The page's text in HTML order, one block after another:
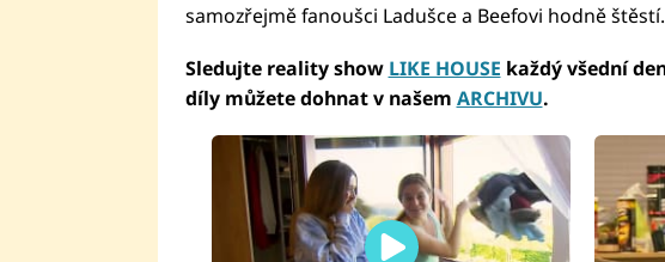
samozřejmě fanoušci Ladušce a Beefovi hodně štěstí.
Sledujte reality show LIKE HOUSE každý všední
díly můžete dohnat v našem ARCHIVU.